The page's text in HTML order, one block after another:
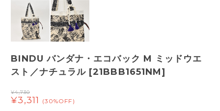
BINDU バンダナ・エコバック M ミッドウエ
スト／ナチュラル [21BBB1651NM]
¥4,730
¥3,311 (30%OFF)